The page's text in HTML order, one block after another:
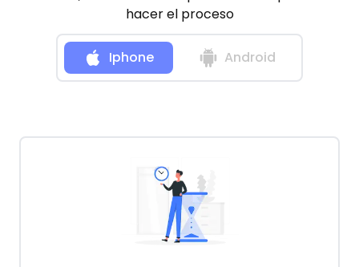
hacer el proceso
Iphone Android